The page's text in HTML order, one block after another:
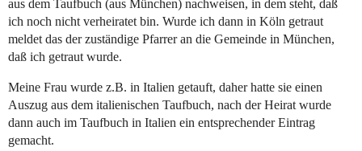
aus dem Taufbuch (aus München) nachweisen, in dem steht, daß
ich noch nicht verheiratet bin. Wurde ich dann in Köln getraut
meldet das der zuständige Pfarrer an die Gemeinde in München,
daß ich getraut wurde.
Meine Frau wurde z.B. in Italien getauft, daher hatte sie einen
Auszug aus dem italienischen Taufbuch, nach der Heirat wurde
dann auch im Taufbuch in Italien ein entsprechender Eintrag
gemacht.